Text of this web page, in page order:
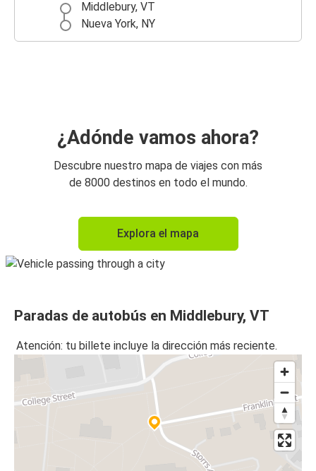
Middlebury, VT
Nueva York, NY
¿Adónde vamos ahora?
Descubre nuestro mapa de viajes con más
de 8000 destinos en todo el mundo.
Explora el mapa
Paradas de autobús en Middlebury, VT
Atención: tu billete incluye la dirección más reciente.